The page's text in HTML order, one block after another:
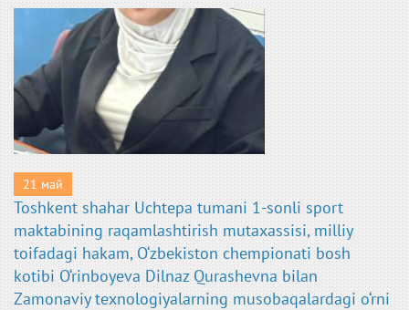
21 май
Toshkent shahar Uchtepa tumani 1-sonli sport
maktabining raqamlashtirish mutaxassisi, milliy
toifadagi hakam, O‘zbekiston chempionati bosh
kotibi O‘rinboyeva Dilnaz Qurashevna bilan
Zamonaviy texnologiyalarning musobaqalardagi o‘rni